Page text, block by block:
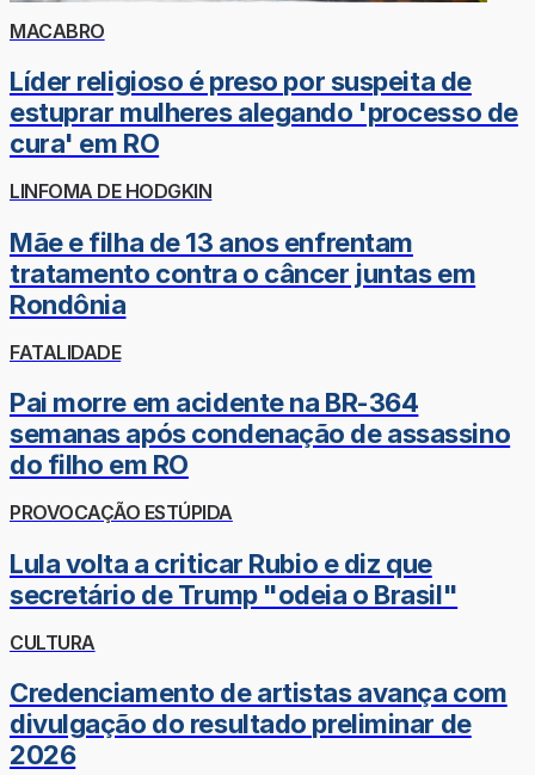
MACABRO
Líder religioso é preso por suspeita de
estuprar mulheres alegando 'processo de
cura' em RO
LINFOMA DE HODGKIN
Mãe e filha de 13 anos enfrentam
tratamento contra o câncer juntas em
Rondônia
FATALIDADE
Pai morre em acidente na BR-364
semanas após condenação de assassino
do filho em RO
PROVOCAÇÃO ESTÚPIDA
Lula volta a criticar Rubio e diz que
secretário de Trump "odeia o Brasil"
CULTURA
Credenciamento de artistas avança com
divulgação do resultado preliminar de
2026